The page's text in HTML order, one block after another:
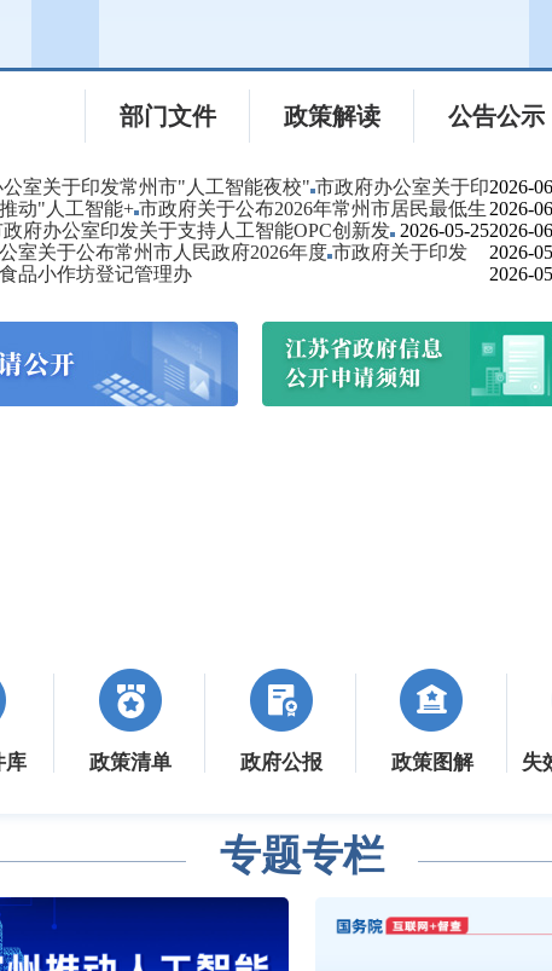
部门文件 政策解读 公告公示
室关于印发常州市"人工智能夜校" 2026-
市政府办公室关于印
动"人工智能+
2026-
市政府关于公布2026年常州市居民最低生
2026-
政府办公室印发关于支持人工智能OPC创新发 2026-05-25
室关于公布常州市人民政府2026年度
2026-
市政府关于印发
食品小作坊登记管理办
2026-
库 政策清单 政府公报 政策图解 失
专题专栏